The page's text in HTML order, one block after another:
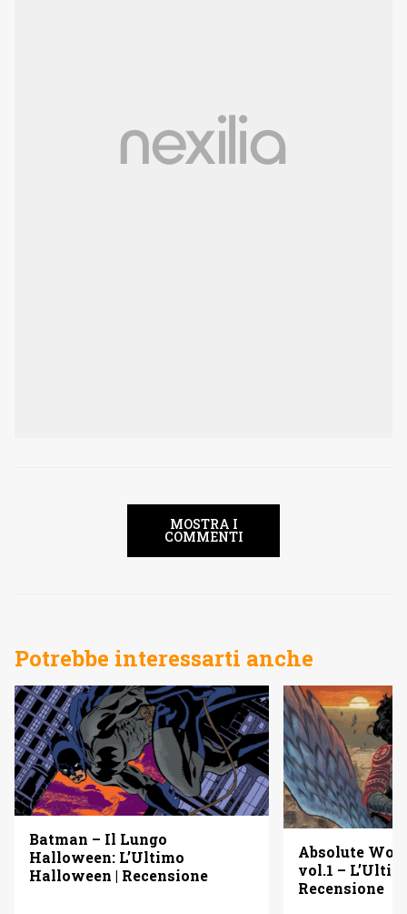
MOSTRA I
COMMENTI
Potrebbe interessarti anche
Batman – Il Lungo
Halloween: L’Ultimo
Halloween | Recensione
Absolute
vol.1 –
Recensione